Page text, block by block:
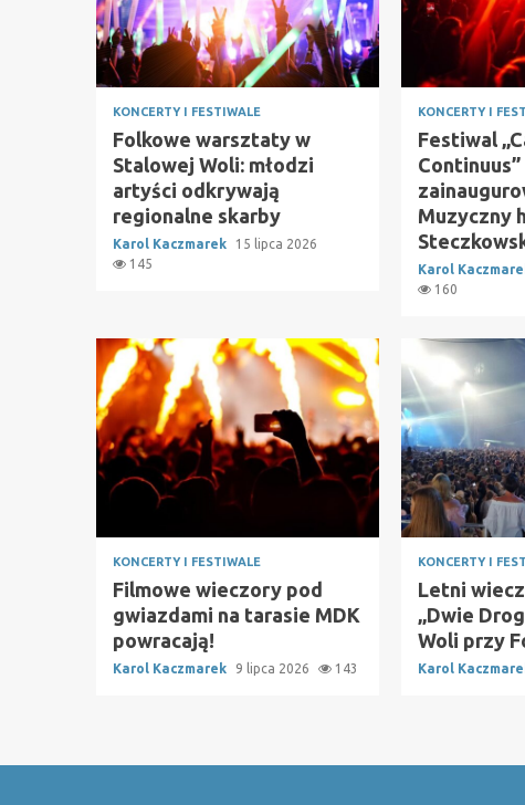
KONCERTY I FESTIWALE
Folkowe warsztaty w
Stalowej Woli: młodzi
artyści odkrywają
regionalne skarby
Karol Kaczmarek
15 lipca 2026
145
KONCERTY I
Festiwal
Continuus”
Muzyczny
Karol
160
KONCERTY I FESTIWALE
Filmowe wieczory pod
gwiazdami na tarasie MDK
powracają!
Karol Kaczmarek 9 lipca 2026 143
KONCERTY I
Letni
„Dwie
Woli przy
Karol